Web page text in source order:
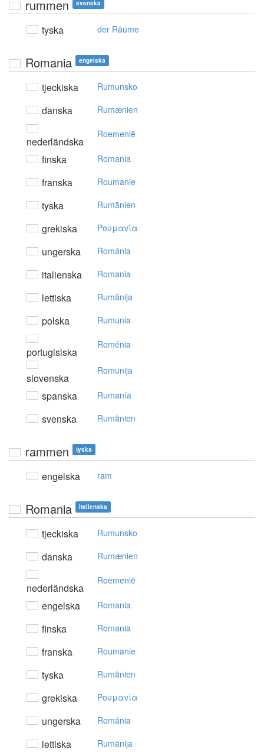
rummen svenska
tyska der Räume
Romania engelska
tjeckiska Rumunsko
danska Rumænien
nederländska
Roemenië
finska Romania
franska Roumanie
tyska Rumänien
grekiska Poυμαvία
ungerska Románia
italienska Romania
lettiska Rumānija
polska Rumunia
portugisiska
Roménia
slovenska
Romunija
spanska Rumanía
svenska Rumänien
rammen tyska
engelska ram
Romania italienska
tjeckiska Rumunsko
danska Rumænien
nederländska
Roemenië
engelska Romania
finska Romania
franska Roumanie
tyska Rumänien
grekiska Poυμαvία
ungerska Románia
lettiska Rumānija